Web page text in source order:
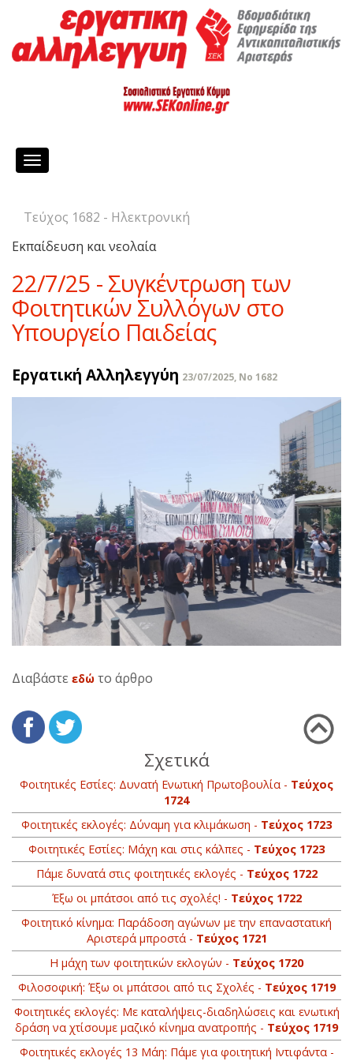
Toggle
Τεύχος 1682 - Ηλεκτρονική
Εκπαίδευση και νεολαία
22/7/25 - Συγκέντρωση των
Φοιτητικών Συλλόγων στο
Υπουργείο Παιδείας
Εργατική Αλληλεγγύη 23/07/2025, No 1682
Διαβάστε εδώ το άρθρο
Σχετικά
Φοιτητικές Εστίες: Δυνατή Ενωτική Πρωτοβουλία - Τεύχος
1724
Φοιτητικές εκλογές: Δύναμη για κλιμάκωση - Τεύχος 1723
Φοιτητικές Εστίες: Μάχη και στις κάλπες - Τεύχος 1723
Πάμε δυνατά στις φοιτητικές εκλογές - Τεύχος 1722
Έξω οι μπάτσοι από τις σχολές! - Τεύχος 1722
Φοιτητικό κίνημα: Παράδοση αγώνων με την επαναστατική
Αριστερά μπροστά - Τεύχος 1721
Η μάχη των φοιτητικών εκλογών - Τεύχος 1720
Φιλοσοφική: Έξω οι μπάτσοι από τις Σχολές - Τεύχος 1719
Φοιτητικές εκλογές: Με καταλήψεις-διαδηλώσεις και ενωτική
δράση να χτίσουμε μαζικό κίνημα ανατροπής - Τεύχος 1719
Φοιτητικές εκλογές 13 Μάη: Πάμε για φοιτητική Ιντιφάντα -